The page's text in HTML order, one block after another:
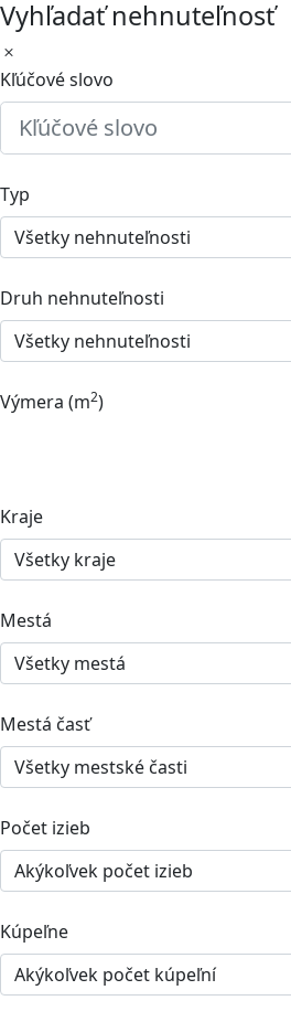
Vyhľadať nehnuteľnosť
Kľúčové slovo
Typ
Druh nehnuteľnosti
Výmera (m2)
Kraje
Mestá
Mestá časť
Počet izieb
Kúpeľne